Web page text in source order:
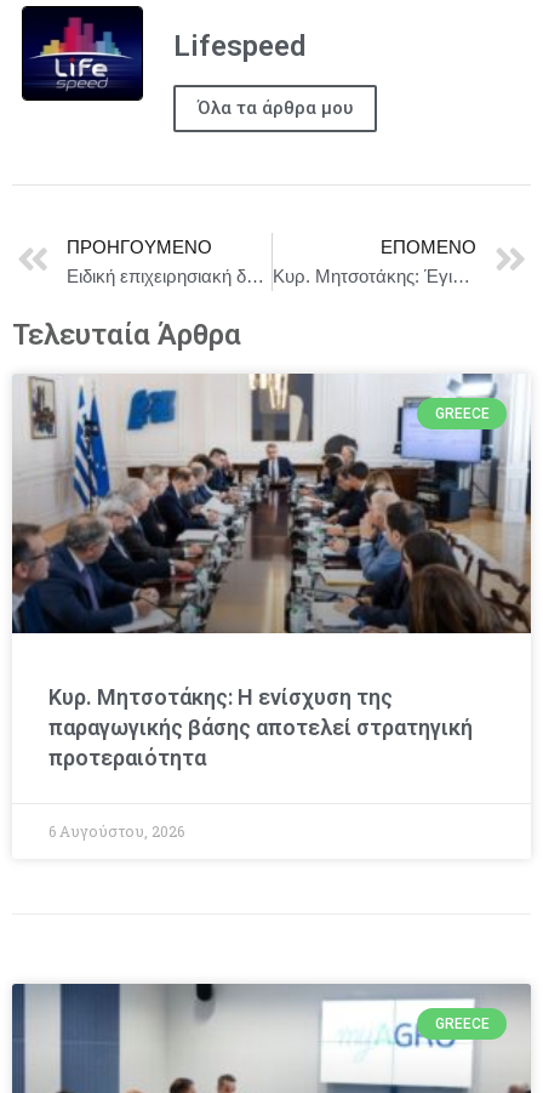
Lifespeed
Όλα τα άρθρα μου
ΠΡΟΗΓΟΎΜΕΝΟ
Ειδική επιχειρησιακή δράση για την πρόληψη και αντιμετώπιση της παραβατικότητας των ανηλίκων σε περιοχές του Δήμου Νεάπολης – Συκεών
ΕΠΌΜΕΝΟ
Κυρ. Μητσοτάκης: Έγιναν σημαντικές προσπάθειες εξυγίανσης του ΟΠΕΚΕΠΕ, όμως αποτύχαμε
Τελευταία Άρθρα
GREECE
Κυρ. Μητσοτάκης: Η ενίσχυση της
παραγωγικής βάσης αποτελεί στρατηγική
προτεραιότητα
6 Αυγούστου, 2026
GREECE